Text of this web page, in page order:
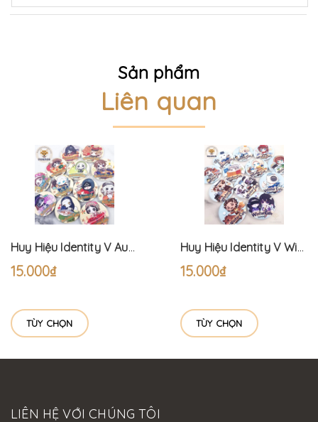
Sản phẩm
Liên quan
Huy Hiệu Identity V Autumn Cafe - Mùa Thu 12 Nhân Vật (6CM)
15.000₫
TÙY CHỌN
Huy Hiệu Identity V Winter Cafe - Mùa Đông 12 Nhân Vật (6CM)
15.000₫
TÙY CHỌN
LIÊN HỆ VỚI CHÚNG TÔI